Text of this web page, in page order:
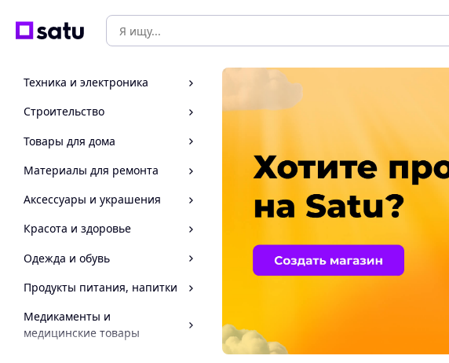
Техника и электроника
Строительство
Товары для дома
Материалы для ремонта
Аксессуары и украшения
Красота и здоровье
Одежда и обувь
Продукты питания, напитки
Медикаменты и
медицинские товары